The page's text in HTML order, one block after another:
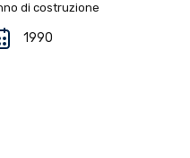
di costruzione
1990